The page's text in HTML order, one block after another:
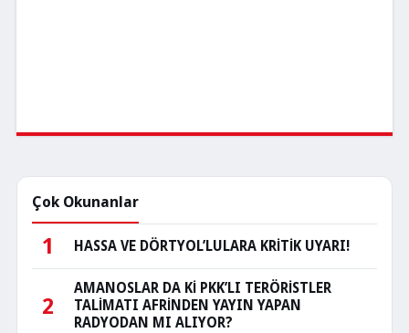
Çok Okunanlar
1 HASSA VE DÖRTYOL’LULARA KRİTİK UYARI!
2
AMANOSLAR DA Kİ PKK’LI TERÖRİSTLER
TALİMATI AFRİNDEN YAYIN YAPAN
RADYODAN MI ALIYOR?